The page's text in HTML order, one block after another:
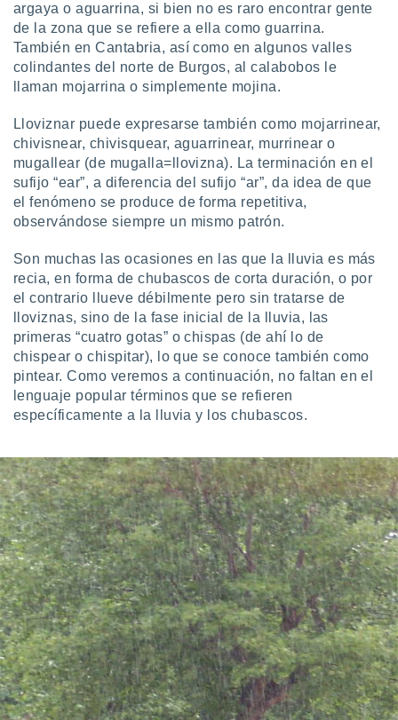
argaya o aguarrina, si bien no es raro encontrar gente
de la zona que se refiere a ella como guarrina.
También en Cantabria, así como en algunos valles
colindantes del norte de Burgos, al calabobos le
llaman mojarrina o simplemente mojina.
Lloviznar puede expresarse también como mojarrinear,
chivisnear, chivisquear, aguarrinear, murrinear o
mugallear (de mugalla=llovizna). La terminación en el
sufijo “ear”, a diferencia del sufijo “ar”, da idea de que
el fenómeno se produce de forma repetitiva,
observándose siempre un mismo patrón.
Son muchas las ocasiones en las que la lluvia es más
recia, en forma de chubascos de corta duración, o por
el contrario llueve débilmente pero sin tratarse de
lloviznas, sino de la fase inicial de la lluvia, las
primeras “cuatro gotas” o chispas (de ahí lo de
chispear o chispitar), lo que se conoce también como
pintear. Como veremos a continuación, no faltan en el
lenguaje popular términos que se refieren
específicamente a la lluvia y los chubascos.